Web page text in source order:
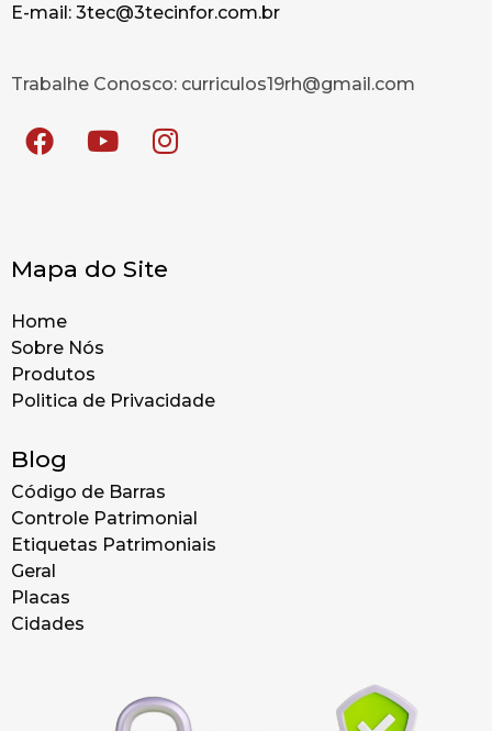
E-mail: 3tec@3tecinfor.com.br
Trabalhe Conosco: curriculos19rh@gmail.com
Mapa do Site
Home
Sobre Nós
Produtos
Politica de Privacidade
Blog
Código de Barras
Controle Patrimonial
Etiquetas Patrimoniais
Geral
Placas
Cidades